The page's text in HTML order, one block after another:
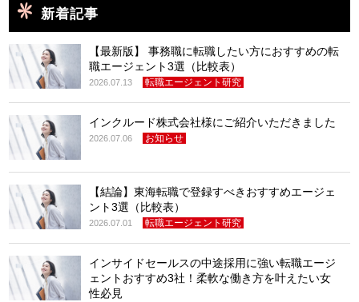
新着記事
【最新版】 事務職に転職したい方におすすめの転
職エージェント3選（比較表）
2026.07.13 転職エージェント研究
インクルード株式会社様にご紹介いただきました
2026.07.06 お知らせ
【結論】東海転職で登録すべきおすすめエージェ
ント3選（比較表）
2026.07.01 転職エージェント研究
インサイドセールスの中途採用に強い転職エージ
ェントおすすめ3社！柔軟な働き方を叶えたい女
性必見